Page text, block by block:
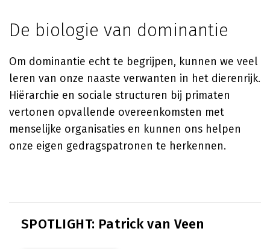
De biologie van dominantie
Om dominantie echt te begrijpen, kunnen we veel
leren van onze naaste verwanten in het dierenrijk.
Hiërarchie en sociale structuren bij primaten
vertonen opvallende overeenkomsten met
menselijke organisaties en kunnen ons helpen
onze eigen gedragspatronen te herkennen.
SPOTLIGHT: Patrick van Veen